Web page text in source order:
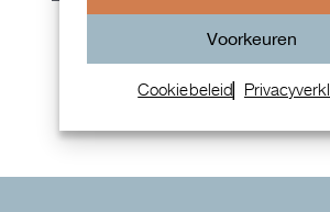
Voorkeuren
Cookiebeleid
Patek Philippe Annual
Chornograaf